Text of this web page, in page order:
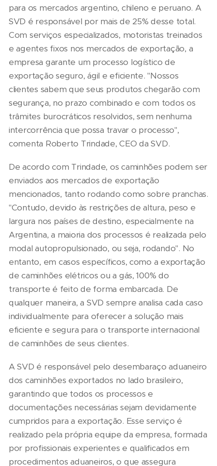
para os mercados argentino, chileno e peruano. A
SVD é responsável por mais de 25% desse total.
Com serviços especializados, motoristas treinados
e agentes fixos nos mercados de exportação, a
empresa garante um processo logístico de
exportação seguro, ágil e eficiente. "Nossos
clientes sabem que seus produtos chegarão com
segurança, no prazo combinado e com todos os
trâmites burocráticos resolvidos, sem nenhuma
intercorrência que possa travar o processo",
comenta Roberto Trindade, CEO da SVD.
De acordo com Trindade, os caminhões podem ser
enviados aos mercados de exportação
mencionados, tanto rodando como sobre pranchas.
"Contudo, devido às restrições de altura, peso e
largura nos países de destino, especialmente na
Argentina, a maioria dos processos é realizada pelo
modal autopropulsionado, ou seja, rodando". No
entanto, em casos específicos, como a exportação
de caminhões elétricos ou a gás, 100% do
transporte é feito de forma embarcada. De
qualquer maneira, a SVD sempre analisa cada caso
individualmente para oferecer a solução mais
eficiente e segura para o transporte internacional
de caminhões de seus clientes.
A SVD é responsável pelo desembaraço aduaneiro
dos caminhões exportados no lado brasileiro,
garantindo que todos os processos e
documentações necessárias sejam devidamente
cumpridos para a exportação. Esse serviço é
realizado pela própria equipe da empresa, formada
por profissionais experientes e qualificados em
procedimentos aduaneiros, o que assegura